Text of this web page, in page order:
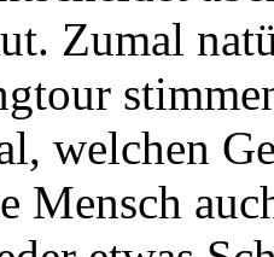
Zumal
welchen
Mensch